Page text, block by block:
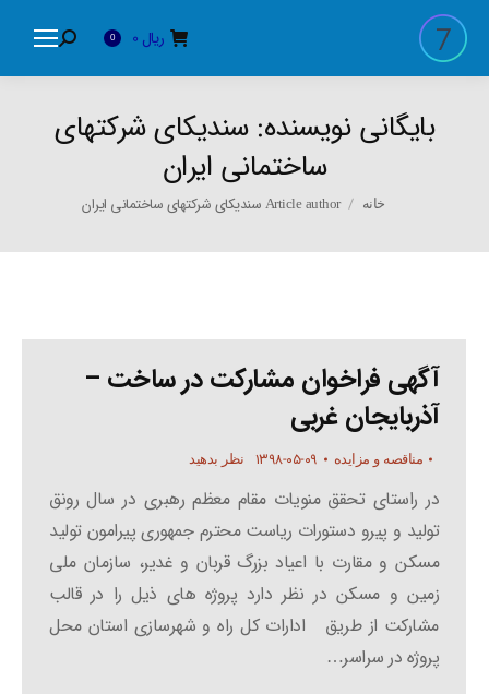
ریال 0
Search:
بایگانی نویسنده:سندیکای شرکتهای
ساختمانی ایران
You are here:
خانه Article author سندیکای شرکتهای ساختمانی ایران
آگهی فراخوان مشارکت در ساخت –
آذربایجان غربی
مناقصه و مزایده ۱۳۹۸-۰۵-۰۹ نظر بدهید
در راستای تحقق منویات مقام معظم رهبری در سال رونق
تولید و پیرو دستورات ریاست محترم جمهوری پیرامون تولید
مسکن و مقارت با اعیاد بزرگ قربان و غدیر، سازمان ملی
زمین و مسکن در نظر دارد پروژه های ذیل را در قالب
مشارکت از طریق ادارات کل راه و شهرسازی استان محل
پروژه در سراسر…